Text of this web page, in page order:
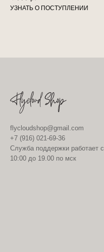
flycloudshop@gmail.com
+7 (916) 021-69-36
Служба поддержки работает с
10:00 до 19.00 по мск